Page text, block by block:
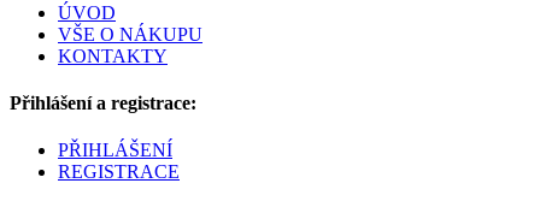
ÚVOD
VŠE O NÁKUPU
KONTAKTY
Přihlášení a registrace:
PŘIHLÁŠENÍ
REGISTRACE